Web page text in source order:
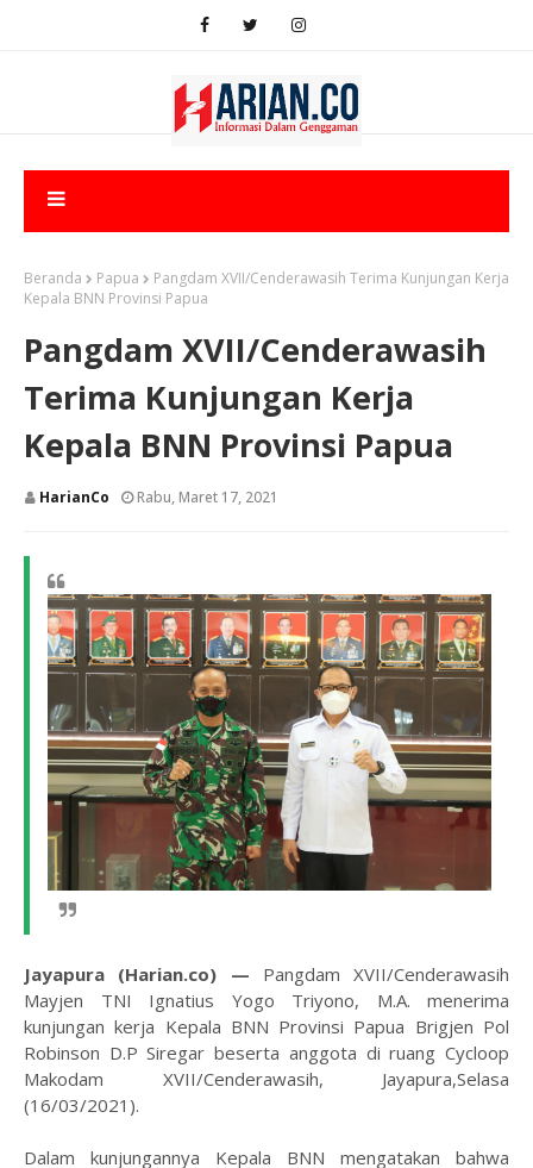
Beranda Papua
Pangdam XVII/Cenderawasih Terima Kunjungan Kerja
Kepala BNN Provinsi Papua
Pangdam XVII/Cenderawasih
Terima Kunjungan Kerja
Kepala BNN Provinsi Papua
HarianCo Rabu, Maret 17, 2021
Jayapura (Harian.co) — Pangdam XVII/Cenderawasih
Mayjen TNI Ignatius Yogo Triyono, M.A. menerima
kunjungan kerja Kepala BNN Provinsi Papua Brigjen Pol
Robinson D.P Siregar beserta anggota di ruang Cycloop
Makodam XVII/Cenderawasih, Jayapura,Selasa
(16/03/2021).
Dalam kunjungannya Kepala BNN mengatakan bahwa